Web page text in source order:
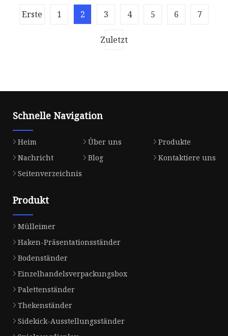
Erste 1 2 3 4 5 6 7
Zuletzt
Schnelle Navigation
Heim Über uns
Produkte
Nachricht
Blog
Kontaktiere uns
Seitenverzeichnis
Produkt
Mülleimer
Haken-Präsentationsständer
Bodenständer
Einzelhandelsverpackungsbox
Palettenständer
Thekenständer
Sidekick-Ausstellungsständer